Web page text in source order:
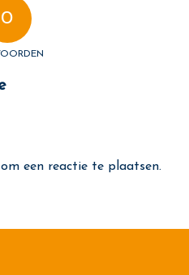
0
een reactie te plaatsen.